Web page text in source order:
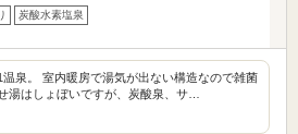
炭酸水素塩泉
泉。 室内暖房で湯気が出ない構造なので雑菌
湯はしょぼいですが、炭酸泉、サ…